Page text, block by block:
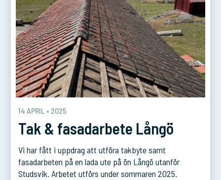
14 APRIL • 2025
Tak & fasadarbete Långö
Vi har fått i uppdrag att utföra takbyte samt
fasadarbeten på en lada ute på ön Långö utanför
Studsvik. Arbetet utförs under sommaren 2025.